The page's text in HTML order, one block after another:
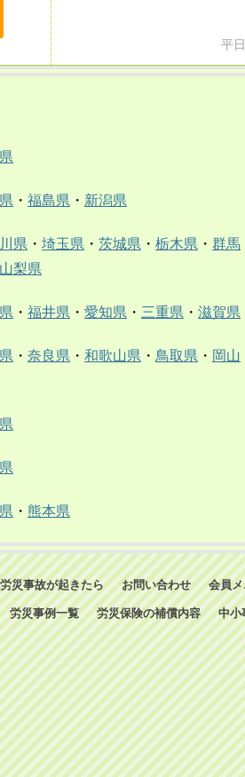
平
・ 福島県 ・ 新潟県
県 ・ 埼玉県 ・ 茨城県 ・ 栃木県 ・ 群馬
山梨県
・ 福井県 ・ 愛知県 ・ 三重県 ・ 滋賀県
・ 奈良県 ・ 和歌山県 ・ 鳥取県 ・ 岡山
・ 熊本県
労災事故が起きたら お問い合わせ 会員
労災事例一覧 労災保険の補償内容 中小